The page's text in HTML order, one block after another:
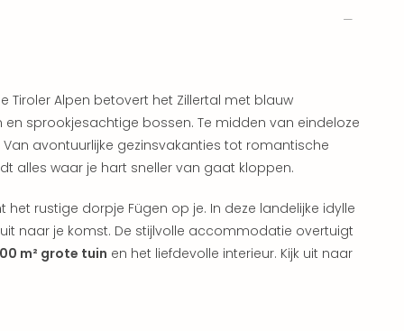
Tiroler Alpen betovert het Zillertal met blauw
sprookjesachtige bossen. Te midden van eindeloze
Van avontuurlijke gezinsvakanties tot romantische
alles waar je hart sneller van gaat kloppen.
rustige dorpje Fügen op je. In deze landelijke idylle
naar je komst. De stijlvolle accommodatie overtuigt
m² grote tuin en het liefdevolle interieur. Kijk uit naar